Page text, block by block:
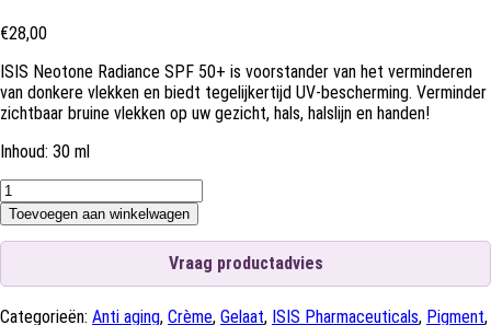
€28,00
ISIS Neotone Radiance SPF 50+ is voorstander van het verminderen
van donkere vlekken en biedt tegelijkertijd UV-bescherming. Verminder
zichtbaar bruine vlekken op uw gezicht, hals, halslijn en handen!
Inhoud: 30 ml
ISIS
Neotone
Radiance
SPF
aantal
Toevoegen aan winkelwagen
Vraag productadvies
Categorieën: Anti aging, Crème, Gelaat, ISIS Pharmaceuticals, Pigment,